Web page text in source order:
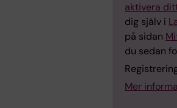
aktivera
dig själv i
på sidan
du sedan
Mer